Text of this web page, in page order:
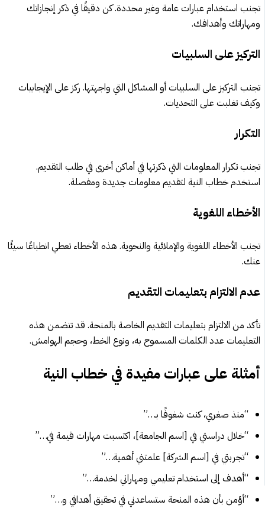
تجنب استخدام عبارات عامة وغير محددة. كن دقيقًا في ذكر إنجازاتك
ومهاراتك وأهدافك.
التركيز على السلبيات
تجنب التركيز على السلبيات أو المشاكل التي واجهتها. ركز على الإيجابيات
وكيف تغلبت على التحديات.
التكرار
تجنب تكرار المعلومات التي ذكرتها في أماكن أخرى في طلب التقديم.
استخدم خطاب النية لتقديم معلومات جديدة ومفصلة.
الأخطاء اللغوية
تجنب الأخطاء اللغوية والإملائية والنحوية. هذه الأخطاء تعطي انطباعًا سيئًا
عنك.
عدم الالتزام بتعليمات التقديم
تأكد من الالتزام بتعليمات التقديم الخاصة بالمنحة. قد تتضمن هذه
التعليمات عدد الكلمات المسموح به، ونوع الخط، وحجم الهوامش.
أمثلة على عبارات مفيدة في خطاب النية
“منذ صغري، كنت شغوفًا بـ…”
“خلال دراستي في [اسم الجامعة]، اكتسبت مهارات قيمة في…”
“تجربتي في [اسم الشركة] علمتني أهمية…”
“أهدف إلى استخدام تعليمي ومهاراتي لخدمة…”
“أؤمن بأن هذه المنحة ستساعدني في تحقيق أهدافي و…”